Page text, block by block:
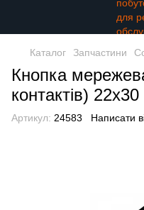
Каталог Запчастини
Кнопка
контактів)
Артикул: 24583 Написати